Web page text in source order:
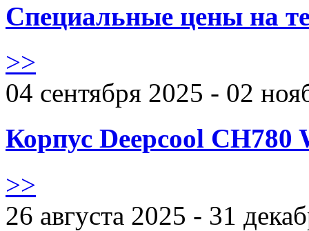
Специальные цены на
>>
04 сентября 2025 - 02
Корпус Deepcool CH780
>>
26 августа 2025 - 31